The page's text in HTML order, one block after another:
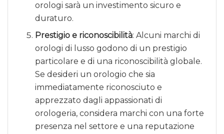
orologi sarà un investimento sicuro e
duraturo.
Prestigio e riconoscibilità: Alcuni marchi di
orologi di lusso godono di un prestigio
particolare e di una riconoscibilità globale.
Se desideri un orologio che sia
immediatamente riconosciuto e
apprezzato dagli appassionati di
orologeria, considera marchi con una forte
presenza nel settore e una reputazione